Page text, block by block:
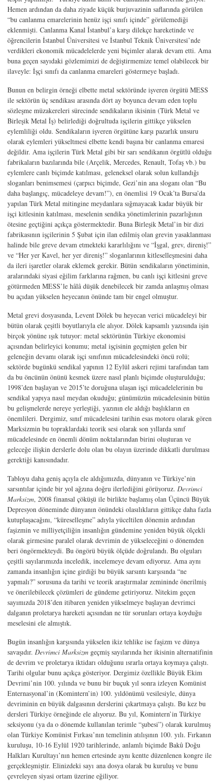
Hemen ardından da daha ziyade küçük burjuvazinin saflarında görülen
“bu canlanma emarelerinin henüz işçi sınıfı içinde” görülemediği
eklenmişti. Canlanma Kanal İstanbul’a karşı dilekçe hareketinde ve
öğrencilerin İstanbul Üniversitesi ve İstanbul Teknik Üniversitesi’nde
verdikleri ekonomik mücadelelerde yeni biçimler alarak devam etti. Ama
buna geçen sayıdaki gözlemimizi de değiştirmemize temel olabilecek bir
ilaveyle: İşçi sınıfı da canlanma emareleri göstermeye başladı.
Bunun en belirgin örneği elbette metal sektöründe işveren örgütü MESS
ile sektörün üç sendikası arasında dört ay boyunca devam eden toplu
sözleşme müzakereleri sürecinde sendikaların ikisinin (Türk Metal ve
Birleşik Metal İş) belirlediği doğrultuda işçilerin gittikçe yükselen
eylemliliği oldu. Sendikaların işveren örgütüne karşı pazarlık unsuru
olarak eylemleri yükseltmesi elbette kendi başına bir canlanma emaresi
değildir. Ama işçilerin Türk Metal gibi bir sarı sendikanın örgütlü olduğu
fabrikaların bazılarında bile (Arçelik, Mercedes, Renault, Tofaş vb.) bu
eylemlere canlı biçimde katılması, geleneksel olarak solun kullandığı
sloganları benimsemesi (çarpıcı biçimde, Gezi’nin ana sloganı olan “Bu
daha başlangıç, mücadeleye devam!”), en önemlisi 19 Ocak’ta Bursa’da
yapılan Türk Metal mitingine meydanlara sığmayacak kadar büyük bir
işçi kitlesinin katılması, meselenin sendika yönetimlerinin pazarlığının
ötesine geçtiğini açıkça göstermektedir. Buna Birleşik Metal’in bir dizi
fabrikasının işçilerinin 5 Şubat için ilan edilmiş olan grevin yasaklanması
halinde bile greve devam etmekteki kararlılığını ve “İşgal, grev, direniş!”
ve “Her yer Kavel, her yer direniş!” sloganlarının kitleselleşmesini daha
da ileri işaretler olarak eklemek gerekir. Bütün sendikaların yönetiminin,
aralarındaki siyasi eğilim farklarına rağmen, bu canlı işçi kitlesini greve
götürmeden MESS’le hâlâ düşük denebilecek bir zamda anlaşmış olması
bu açıdan yükselen heyecanın önünde tam bir engel olmuştur.
Metal grevi dosyasında, Levent Dölek bu heyecan verici mücadeleyi bir
bütün olarak çeşitli boyutlarıyla ele alıyor. Dölek kapsamlı yazısında işin
birçok yönüne ışık tutuyor: metal sektörünün Türkiye ekonomisi
açısından belirleyici konumu; metal işçisinin geçmişten gelen bir
geleneğin devamı olarak işçi sınıfının mücadelesindeki öncü rolü;
sektörde bugünkü sendikal yapının 12 Eylül askeri rejimi tarafından tam
da bu öncünün önünü kesmek üzere nasıl planlı biçimde oluşturulduğu;
1998’den başlayan ve 2015’te doruğuna ulaşan işçi mücadelelerinin bu
sendikal yapıya nasıl meydan okuduğu; günümüzün mücadelesinin bütün
bu gelişmelerde nereye yerleştiği, yazının ele aldığı başlıkların en
önemlileri. Dergimiz, sınıf mücadelesini tarihin esas motoru olarak gören
Marksizmin bu topraklardaki teorik sesi olarak son yıllarda sınıf
mücadelesinde en önemli dönüm noktalarından birini oluşturan ve
geleceğe ilişkin derslerle dolu olan bu olayın üzerinde dikkatli durulması
gerektiği kanısındadır.
Tabloyu daha geniş açıyla ele aldığımızda, dünyanın ve Türkiye’nin
sarsıntılar içinde bir yol ağzına doğru ilerlediğini görüyoruz. Devrimci
Marksizm, 2008 finansal çöküşü ile birlikte başlamış olan Üçüncü Büyük
Depresyon döneminde dünyanın önündeki olasılıkların gittikçe daha fazla
kutuplaşacağını, “küreselleşme” adıyla yüceltilen dönemin ardından
faşizmin ve milliyetçiliğin insanlığın gündemine yeniden büyük ölçekli
olarak girmesine paralel olarak devrimin de yükseleceğini o dönemden
beri öngörmekteydi. Bu öngörü büyük ölçüde doğrulandı. Bu olguları
çeşitli sayılarımızda inceledik, incelemeye devam ediyoruz. Ama aynı
zamanda insanlığın içine girdiği bu büyük sarsıntı karşısında “ne
yapmalı?” sorusuna da tarihi ve teorik araştırmalar zemininde önerilmiş
ve önerilebilecek çözümleri de gündeme getiriyoruz. Nitekim geçen
sayımızda 2018’den itibaren yeniden yükselmeye başlayan devrimci
dalganın proletarya hareketi açısından ne tür sorunları ortaya koyduğu
meselesini ele almıştık.
Bugün insanlığın karşısında yükselen ikiz tehlike ise faşizm ve dünya
savaşıdır. Devrimci Marksizm geçmiş sayılarında her ikisinin alternatifinin
de devrim ve proletarya iktidarı olduğunu ısrarla ortaya koymaya çalıştı.
Tarihi olgular bunu açıkça gösteriyor. Dergimiz özellikle Büyük Ekim
Devrimi’nin 100. yılında ve bunu bir buçuk yıl sonra izleyen Komünist
Enternasyonal’in (Komintern’in) 100. yıldönümü vesilesiyle, dünya
devriminin en büyük dalgasının derslerini çıkartmaya çalıştı. Bu kez bu
dersleri Türkiye örneğinde ele alıyoruz. Bu yıl, Komintern’in Türkiye
seksiyonu (ya da o dönemde kullanılan terimle “şubesi”) olarak kurulmuş
olan Türkiye Komünist Fırkası’nın temelinin atılışının 100. yılı. Fırkanın
kuruluşu, 10-16 Eylül 1920 tarihlerinde, anlamlı biçimde Bakû Doğu
Halkları Kurultayı’nın hemen ertesinde aynı kentte düzenlenen kongre ile
gerçekleşmiştir. Elinizdeki sayı ana dosya olarak bu kuruluş ve bunu
çevreleyen siyasi ortam üzerine eğiliyor.